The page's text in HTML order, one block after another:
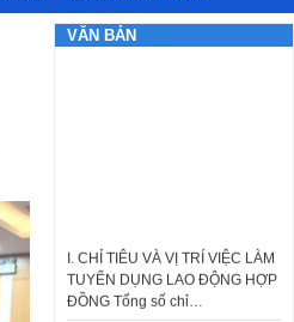
VĂN BẢN
TUYỂN DỤNG LAO ĐỘNG HỢP
ĐỒNG Tổng số chỉ…
Luật Tương trợ tư pháp về dân